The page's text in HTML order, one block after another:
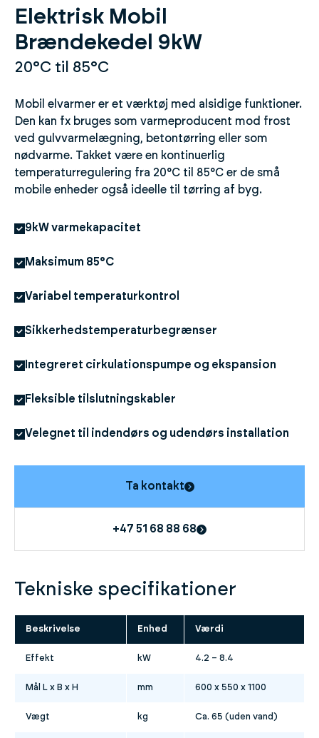
Elektrisk Mobil
Brændekedel 9kW
20°C til 85°C
Mobil elvarmer er et værktøj med alsidige funktioner.
Den kan fx bruges som varmeproducent mod frost
ved gulvvarmelægning, betontørring eller som
nødvarme. Takket være en kontinuerlig
temperaturregulering fra 20°C til 85°C er de små
mobile enheder også ideelle til tørring af byg.
9kW varmekapacitet
Maksimum 85°C
Variabel temperaturkontrol
Sikkerhedstemperaturbegrænser
Integreret cirkulationspumpe og ekspansion
Fleksible tilslutningskabler
Velegnet til indendørs og udendørs installation
Ta kontakt
+47 51 68 88 68
Tekniske specifikationer
Beskrivelse Enhed Værdi
Effekt kW 4.2 – 8.4
Mål L x B x H mm 600 x 550 x 1100
Vægt kg Ca. 65 (uden vand)